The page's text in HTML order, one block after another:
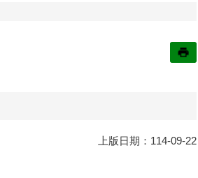
上版日期：114-09-22